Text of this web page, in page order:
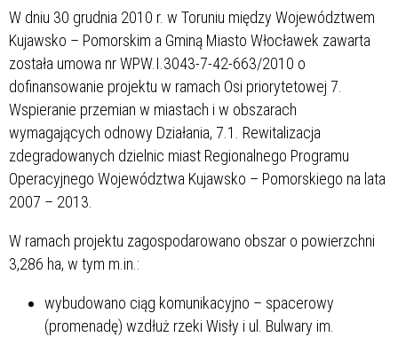
W dniu 30 grudnia 2010 r. w Toruniu między Województwem
Kujawsko – Pomorskim a Gminą Miasto Włocławek zawarta
została umowa nr WPW.I.3043-7-42-663/2010 o
dofinansowanie projektu w ramach Osi priorytetowej 7.
Wspieranie przemian w miastach i w obszarach
wymagających odnowy Działania, 7.1. Rewitalizacja
zdegradowanych dzielnic miast Regionalnego Programu
Operacyjnego Województwa Kujawsko – Pomorskiego na lata
2007 – 2013.
W ramach projektu zagospodarowano obszar o powierzchni
3,286 ha, w tym m.in.:
wybudowano ciąg komunikacyjno – spacerowy
(promenadę) wzdłuż rzeki Wisły i ul. Bulwary im.